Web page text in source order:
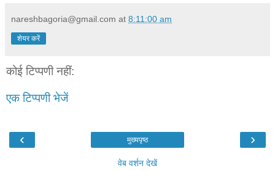
nareshbagoria@gmail.com at 8:11:00 am
शेयर करें
कोई टिप्पणी नहीं:
एक टिप्पणी भेजें
‹ ›
मुख्यपृष्ठ
वेब वर्शन देखें